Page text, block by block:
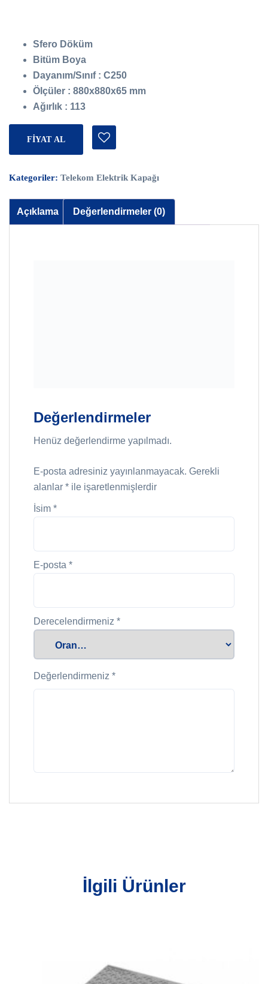
Sfero Döküm
Bitüm Boya
Dayanım/Sınıf : C250
Ölçüler : 880x880x65 mm
Ağırlık : 113
FİYAT AL
Kategoriler: Telekom Elektrik Kapağı
Açıklama Değerlendirmeler (0)
Değerlendirmeler
Henüz değerlendirme yapılmadı.
E-posta adresiniz yayınlanmayacak. Gerekli
alanlar * ile işaretlenmişlerdir
İsim *
E-posta *
Derecelendirmeniz *
Değerlendirmeniz *
İlgili Ürünler